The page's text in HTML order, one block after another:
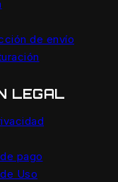
de envío
LEGAL
pago
Uso